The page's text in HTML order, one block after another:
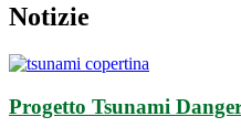
Notizie
Progetto Tsunami